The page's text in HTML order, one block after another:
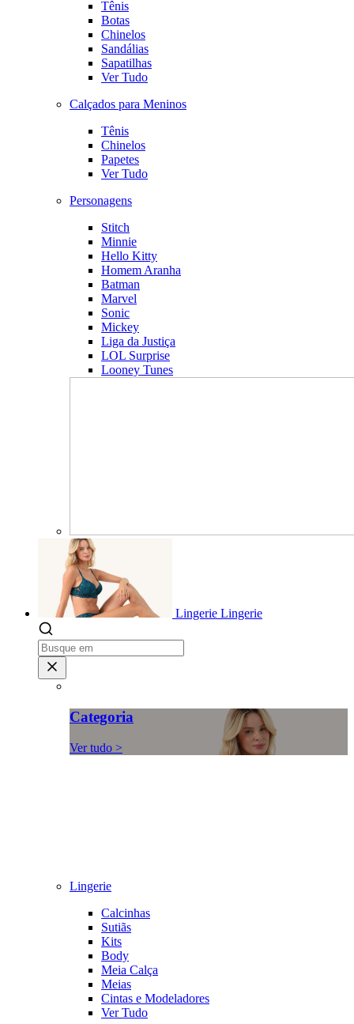
Tênis
Botas
Chinelos
Sandálias
Sapatilhas
Ver Tudo
Calçados para Meninos
Tênis
Chinelos
Papetes
Ver Tudo
Personagens
Stitch
Minnie
Hello Kitty
Homem Aranha
Batman
Marvel
Sonic
Mickey
Liga da Justiça
LOL Surprise
Looney Tunes
Lingerie Lingerie
Categoria
Ver tudo >
Lingerie
Calcinhas
Sutiãs
Kits
Body
Meia Calça
Meias
Cintas e Modeladores
Ver Tudo